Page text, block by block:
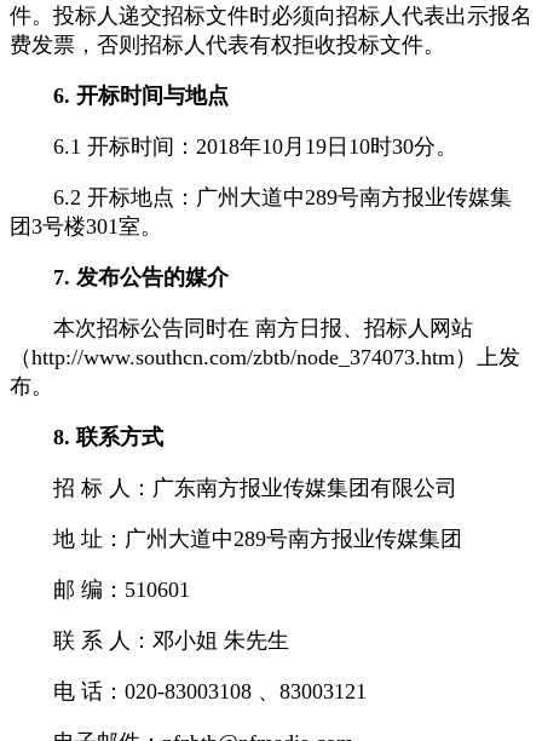
件。投标人递交招标文件时必须向招标人代表出示报名
费发票，否则招标人代表有权拒收投标文件。
6. 开标时间与地点
6.1 开标时间：2018年10月19日10时30分。
6.2 开标地点：广州大道中289号南方报业传媒集
团3号楼301室。
7. 发布公告的媒介
本次招标公告同时在 南方日报、招标人网站
（http://www.southcn.com/zbtb/node_374073.htm）上发
布。
8. 联系方式
招 标 人：广东南方报业传媒集团有限公司
地 址：广州大道中289号南方报业传媒集团
邮 编：510601
联 系 人：邓小姐 朱先生
电 话：020-83003108 、83003121